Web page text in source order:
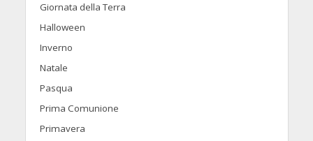
Giornata della Terra
Halloween
Inverno
Natale
Pasqua
Prima Comunione
Primavera